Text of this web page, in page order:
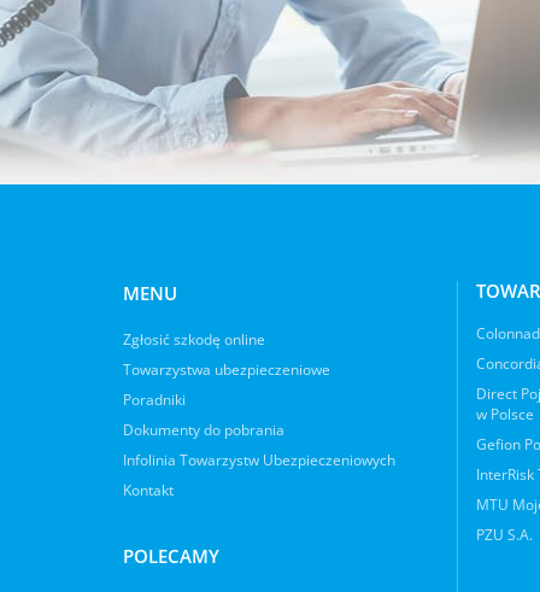
MENU
Zgłosić szkodę online
Towarzystwa ubezpieczeniowe
Poradniki
Dokumenty do pobrania
Infolinia Towarzystw Ubezpieczeniowych
Kontakt
POLECAMY
Direct
w Polsce
Gefion
InterRisk
MTU
PZU S.A.